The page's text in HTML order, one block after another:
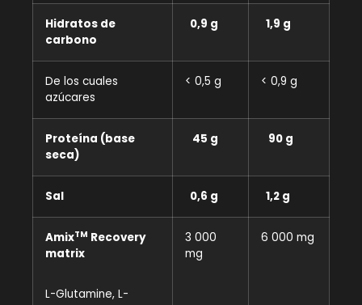
Hidratos de
carbono
0,9 g 1,9 g
De los cuales
azúcares
< 0,5 g < 0,9 g
Proteína (base
seca)
45 g 90 g
Sal 0,6 g 1,2 g
AmixTM Recovery
matrix
L-Glutamine, L-
3 000
mg
6 000 mg